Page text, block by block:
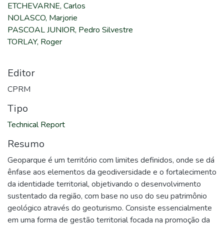
ETCHEVARNE, Carlos
NOLASCO, Marjorie
PASCOAL JUNIOR, Pedro Silvestre
TORLAY, Roger
Editor
CPRM
Tipo
Technical Report
Resumo
Geoparque é um território com limites definidos, onde se dá
ênfase aos elementos da geodiversidade e o fortalecimento
da identidade territorial, objetivando o desenvolvimento
sustentado da região, com base no uso do seu patrimônio
geológico através do geoturismo. Consiste essencialmente
em uma forma de gestão territorial focada na promoção da